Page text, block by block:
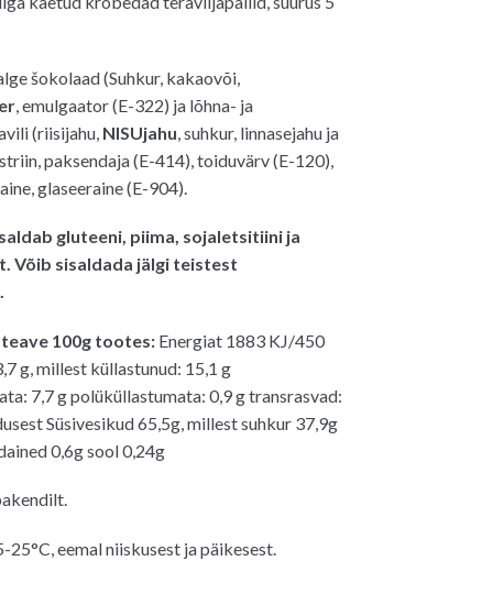
šokolaad (Suhkur, kakaovõi,
, emulgaator (E-322) ja lõhna- ja
(riisijahu, NISUjahu, suhkur, linnasejahu ja
paksendaja (E-414), toiduvärv (E-120),
glaseeraine (E-904).
gluteeni, piima, sojaletsitiini ja
Võib sisaldada jälgi teistest
100g tootes: Energiat 1883 KJ/450
g, millest küllastunud: 15,1 g
7,7 g polüküllastumata: 0,9 g transrasvad:
Süsivesikud 65,5g, millest suhkur 37,9g
0,6g sool 0,24g
25°C, eemal niiskusest ja päikesest.